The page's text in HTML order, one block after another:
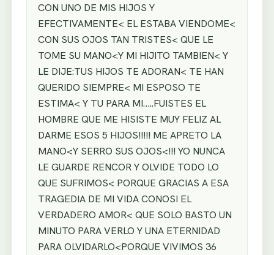
CON UNO DE MIS HIJOS Y
EFECTIVAMENTE< EL ESTABA VIENDOME<
CON SUS OJOS TAN TRISTES< QUE LE
TOME SU MANO<Y MI HIJITO TAMBIEN< Y
LE DIJE:TUS HIJOS TE ADORAN< TE HAN
QUERIDO SIEMPRE< MI ESPOSO TE
ESTIMA< Y TU PARA MI…..FUISTES EL
HOMBRE QUE ME HISISTE MUY FELIZ AL
DARME ESOS 5 HIJOS!!!!! ME APRETO LA
MANO<Y SERRO SUS OJOS<!!! YO NUNCA
LE GUARDE RENCOR Y OLVIDE TODO LO
QUE SUFRIMOS< PORQUE GRACIAS A ESA
TRAGEDIA DE MI VIDA CONOSI EL
VERDADERO AMOR< QUE SOLO BASTO UN
MINUTO PARA VERLO Y UNA ETERNIDAD
PARA OLVIDARLO<PORQUE VIVIMOS 36